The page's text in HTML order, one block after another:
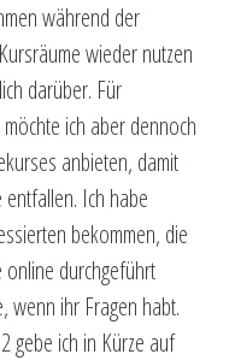
während der
wieder nutzen
darüber. Für
ich aber dennoch
anbieten, damit
Ich habe
bekommen, die
durchgeführt
wenn ihr Fragen habt.
gebe ich in Kürze auf